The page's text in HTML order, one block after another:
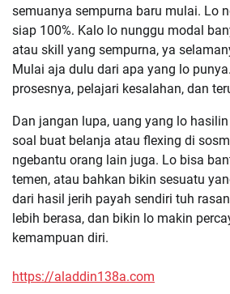
semuanya sempurna baru mulai. Lo
siap 100%. Kalo lo nunggu modal
atau skill yang sempurna, ya
Mulai aja dulu dari apa yang lo
prosesnya, pelajari kesalahan, dan
Dan jangan lupa, uang yang lo
soal buat belanja atau flexing di
ngebantu orang lain juga. Lo bisa
temen, atau bahkan bikin sesuatu
dari hasil jerih payah sendiri tuh
lebih berasa, dan bikin lo makin
kemampuan diri.
https://aladdin138a.com